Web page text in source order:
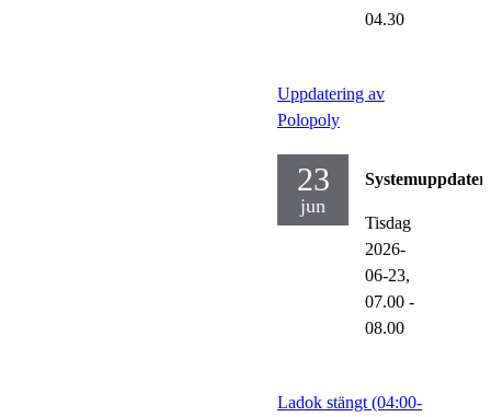
04.30
Uppdatering av
Polopoly
23
jun
Tisdag
2026-
06-23,
07.00 -
08.00
Ladok stängt (04:00-